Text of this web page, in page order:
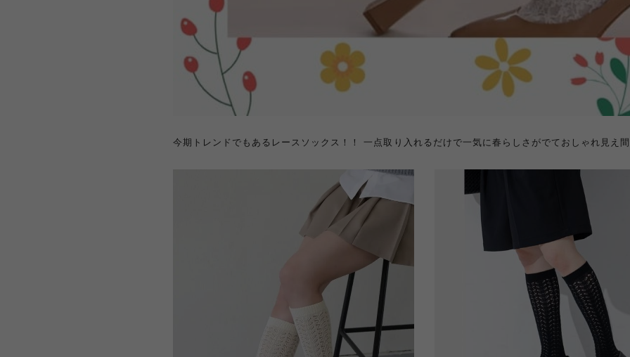
今期トレンドでもあるレースソックス！！ 一点取り入れるだけで一気に春らしさがでておしゃれ見え